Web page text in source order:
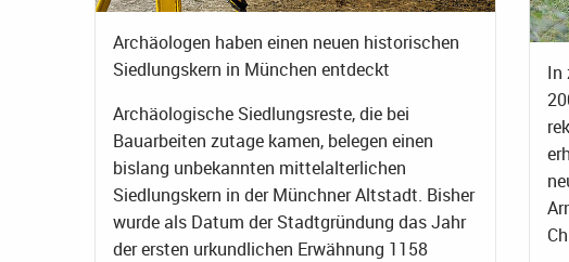
Archäologen haben einen neuen historischen
Siedlungskern in München entdeckt
Archäologische Siedlungsreste, die bei
Bauarbeiten zutage kamen, belegen einen
bislang unbekannten mittelalterlichen
Siedlungskern in der Münchner Altstadt. Bisher
wurde als Datum der Stadtgründung das Jahr
der ersten urkundlichen Erwähnung 1158
In